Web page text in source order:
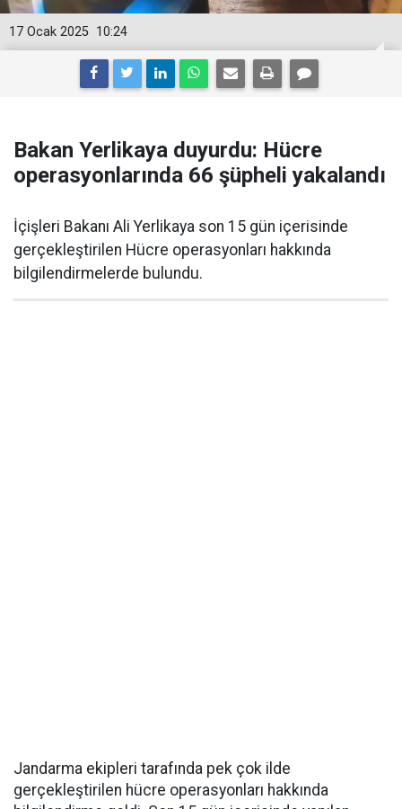
10:24
17 Ocak 2025
Bakan Yerlikaya duyurdu: Hücre
operasyonlarında 66 şüpheli yakalandı
İçişleri Bakanı Ali Yerlikaya son 15 gün içerisinde
gerçekleştirilen Hücre operasyonları hakkında
bilgilendirmelerde bulundu.
Jandarma ekipleri tarafında pek çok ilde
gerçekleştirilen hücre operasyonları hakkında